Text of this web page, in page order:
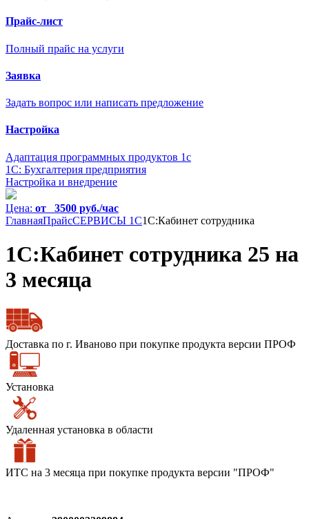
Прайс-лист
Полный прайс на услуги
Заявка
Задать вопрос или написать предложение
Настройка
Адаптация программных продуктов 1с
1С: Бухгалтерия предприятия
Настройка и внедрение
Цена: от 3500 руб./час
ГлавнаяПрайсСЕРВИСЫ 1С1С:Кабинет сотрудника
1С:Кабинет сотрудника 25 на
3 месяца
Доставка по г. Иваново при покупке продукта версии ПРОФ
Установка
Удаленная установка в области
ИТС на 3 месяца при покупке продукта версии "ПРОФ"